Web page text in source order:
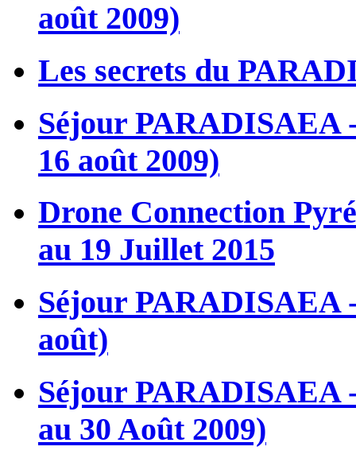
août 2009)
Les secrets du
Séjour PARADISAEA
16 août 2009)
Drone Connection
au 19 Juillet 2015
Séjour PARADISAEA
août)
Séjour PARADISAEA
au 30 Août 2009)